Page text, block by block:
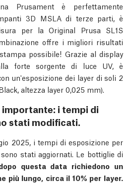
Prusament è perfettamente
3D MSLA di terze parti, è
per la Original Prusa SL1S
offre i migliori risultati
possibile! Grazie al display
forte sorgente di luce UV, è
un'esposizione dei layer di soli 2
altezza layer 0,025 mm).
i tempi di
stati modificati.
2025, i tempi di esposizione per
stati aggiornati. Le bottiglie di
questa data richiedono un
più lungo, circa il 10% per layer.